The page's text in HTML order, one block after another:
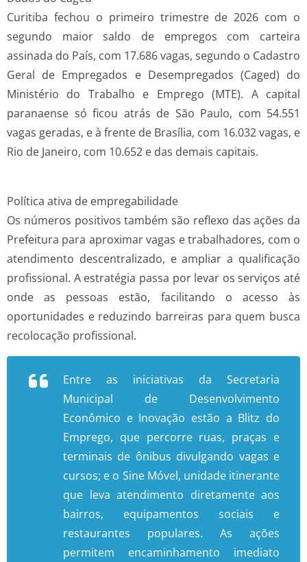
Curitiba fechou o primeiro trimestre de 2026 com o
segundo maior saldo de empregos com carteira
assinada do País, com 17.686 vagas, segundo o Cadastro
Geral de Empregados e Desempregados (Caged) do
Ministério do Trabalho e Emprego (MTE). A capital
paranaense só ficou atrás de São Paulo, com 54.551
vagas geradas, e à frente de Brasília, com 16.032 vagas, e
Rio de Janeiro, com 10.652 e das demais capitais.
Política ativa de empregabilidade
Os números positivos também são reflexo das ações da
Prefeitura para aproximar vagas e trabalhadores, com o
atendimento descentralizado, e ampliar a qualificação
profissional. A estratégia passa por levar os serviços até
onde as pessoas estão, facilitando o acesso às
oportunidades e reduzindo barreiras para quem busca
recolocação profissional.
Entre as iniciativas da Secretaria
Municipal de Desenvolvimento
Econômico e Inovação estão a Blitz do
Emprego, que percorre ruas, praças e
terminais de ônibus divulgando vagas e
cursos; e o Sine Móvel, unidade itinerante
que leva atendimento diretamente aos
bairros, equipamentos sociais e
restaurantes populares. As ações
permitem encaminhamento imediato